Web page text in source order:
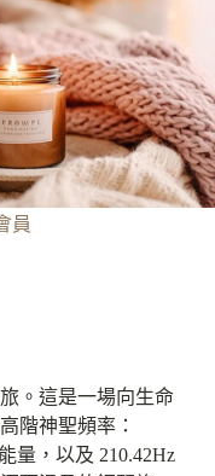
員
。這是一場向生命
階神聖頻率：
量，以及 210.42Hz